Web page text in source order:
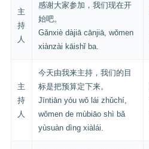
主
持
人
感谢大家参加，我们现在开
始吧。
Gǎnxiè dàjiā cānjiā, wǒmen
xiànzài kāishǐ ba.
主
持
人
今天由我来主持，我们的目
标是把预算定下来。
Jīntiān yóu wǒ lái zhǔchí,
wǒmen de mùbiāo shì bǎ
yùsuàn dìng xiàlái.